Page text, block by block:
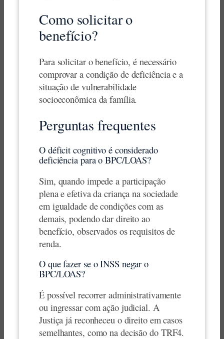
Como solicitar o
benefício?
Para solicitar o benefício, é necessário
comprovar a condição de deficiência e a
situação de vulnerabilidade
socioeconômica da família.
Perguntas frequentes
O déficit cognitivo é considerado
deficiência para o BPC/LOAS?
Sim, quando impede a participação
plena e efetiva da criança na sociedade
em igualdade de condições com as
demais, podendo dar direito ao
benefício, observados os requisitos de
renda.
O que fazer se o INSS negar o
BPC/LOAS?
É possível recorrer administrativamente
ou ingressar com ação judicial. A
Justiça já reconheceu o direito em casos
semelhantes, como na decisão do TRF4.